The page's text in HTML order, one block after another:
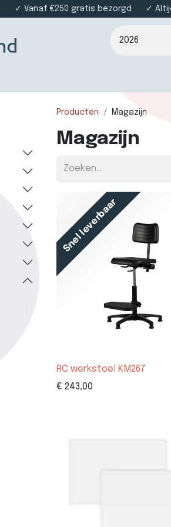
✓ Vanaf €250 gratis bezorgd ✓
Producten Magazijn
Magazijn
Snel leverbaar
RC werkstoel KM267
€ 243,00